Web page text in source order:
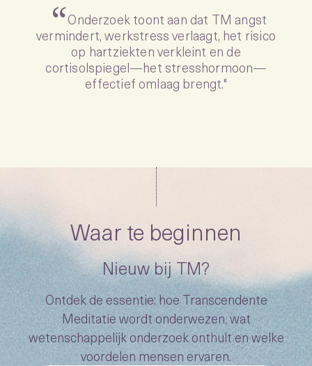
“Onderzoek toont aan dat TM angst
vermindert, werkstress verlaagt, het risico
op hartziekten verkleint en de
cortisolspiegel—het stresshormoon—
effectief omlaag brengt."
Waar te beginnen
Nieuw bij TM?
Ontdek de essentie: hoe Transcendente
Meditatie wordt onderwezen, wat
wetenschappelijk onderzoek onthult en welke
voordelen mensen ervaren.